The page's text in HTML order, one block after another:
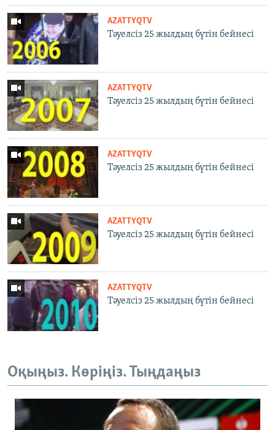
AZATTYQTV
Тәуелсіз 25 жылдың бүтін бейнесі
AZATTYQTV
Тәуелсіз 25 жылдың бүтін бейнесі
AZATTYQTV
Тәуелсіз 25 жылдың бүтін бейнесі
AZATTYQTV
Тәуелсіз 25 жылдың бүтін бейнесі
AZATTYQTV
Тәуелсіз 25 жылдың бүтін бейнесі
Оқыңыз. Көріңіз. Тыңдаңыз